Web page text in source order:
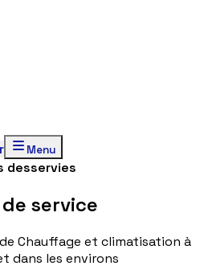
Menu
desservies
de service
de Chauffage et climatisation à
dans les environs